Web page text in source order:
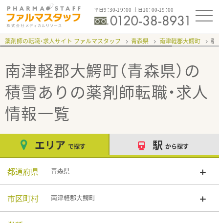
平日9：30-19：00 土日10：00-19：00
薬剤師の転職・求人サイト ファルマスタッフ 青森県 南津軽郡大鰐町 積
南津軽郡大鰐町（青森県）の
積雪あり の薬剤師転職・求人
情報一覧
エリア で探す 駅 から探す
都道府県 青森県
市区町村 南津軽郡大鰐町